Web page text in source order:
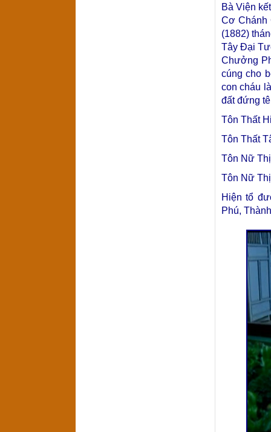
Bà Viện
Cơ Chánh
(1882)
Tây Đại
Chưởng
cúng cho
con cháu
đất đứng
Tôn Thất
Tôn Thất
Tôn Nữ
Tôn Nữ
Hiện tổ
Phú,